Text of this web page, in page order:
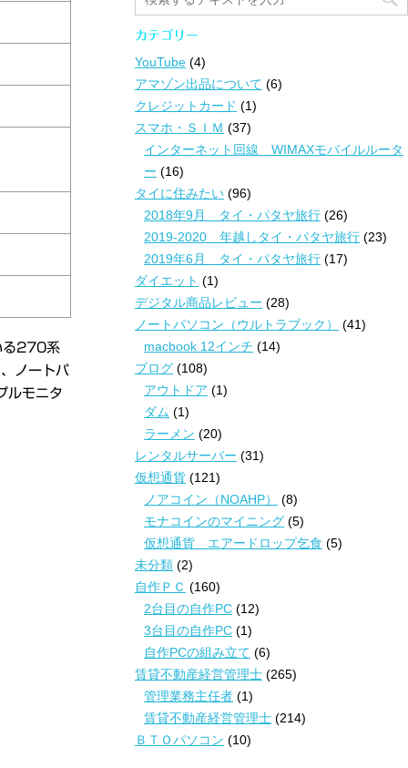
る270系
ノートパ
ルモニタ
カテゴリー
YouTube (4)
アマゾン出品について (6)
クレジットカード (1)
スマホ・ＳＩＭ (37)
インターネット回線 WIMAXモバイルルータ
ー (16)
タイに住みたい (96)
2018年9月 タイ・パタヤ旅行 (26)
2019-2020 年越しタイ・パタヤ旅行 (23)
2019年6月 タイ・パタヤ旅行 (17)
ダイエット (1)
デジタル商品レビュー (28)
ノートパソコン（ウルトラブック）
(41)
macbook 12インチ (14)
ブログ (108)
アウトドア (1)
ダム (1)
ラーメン (20)
レンタルサーバー (31)
仮想通貨 (121)
ノアコイン（NOAHP）
(8)
モナコインのマイニング (5)
仮想通貨 エアードロップ乞食 (5)
未分類 (2)
自作ＰＣ (160)
2台目の自作PC (12)
3台目の自作PC (1)
自作PCの組み立て (6)
賃貸不動産経営管理士 (265)
管理業務主任者 (1)
賃貸不動産経営管理士 (214)
ＢＴＯパソコン (10)